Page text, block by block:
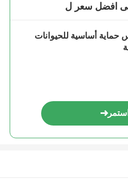
افضل سعر ل
حماية أساسية للحيوانات
استمر